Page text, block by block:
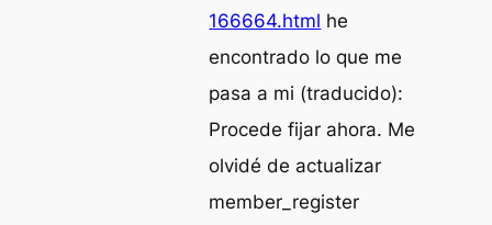
166664.html he
encontrado lo que me
pasa a mi (traducido):
Procede fijar ahora. Me
olvidé de actualizar
member_register